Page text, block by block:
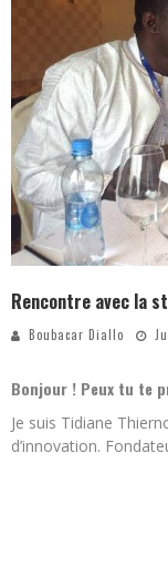
Rencontre avec la
Boubacar Diallo
Bonjour ! Peux tu te
Je suis Tidiane
d’innovation.